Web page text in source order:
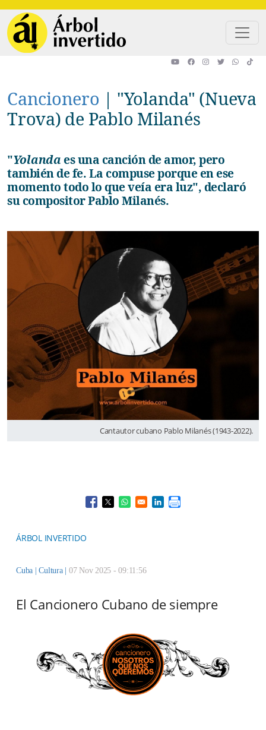
Cancionero | "Yolanda" (Nueva
Trova) de Pablo Milanés
" Yolanda es una canción de amor, pero
también de fe. La compuse porque en ese
momento todo lo que veía era luz", declaró
su compositor Pablo Milanés.
Cantautor cubano Pablo Milanés (1943-2022).
Opens in a new window
Opens in a new window
Opens in a new window
Opens in a new window
ÁRBOL INVERTIDO
Cuba |Cultura 07 Nov 2025 - 09:11:56
El Cancionero Cubano de siempre